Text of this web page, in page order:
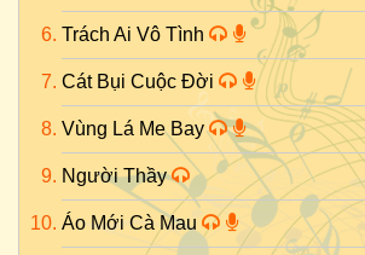
Trách Ai Vô Tình
Cát Bụi Cuộc Đời
Vùng Lá Me Bay
Người Thầy
Áo Mới Cà Mau